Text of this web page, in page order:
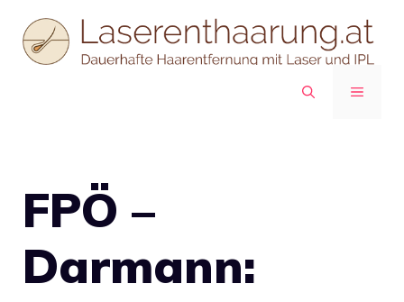
Inhalt
springen
MENÜ
FPÖ –
Darmann: